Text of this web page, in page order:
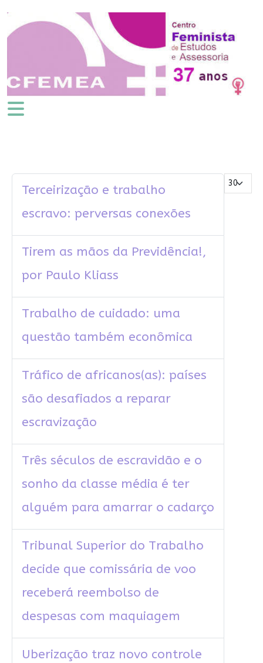
Mostrar #
Terceirização e trabalho
escravo: perversas conexões
Tirem as mãos da Previdência!,
por Paulo Kliass
Trabalho de cuidado: uma
questão também econômica
Tráfico de africanos(as): países
são desafiados a reparar
escravização
Três séculos de escravidão e o
sonho da classe média é ter
alguém para amarrar o cadarço
Tribunal Superior do Trabalho
decide que comissária de voo
receberá reembolso de
despesas com maquiagem
Uberização traz novo controle